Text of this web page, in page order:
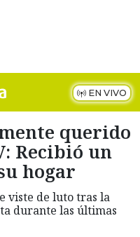
EN VIVO
querido
Recibió un
hogar
viste de luto tras la
durante las últimas